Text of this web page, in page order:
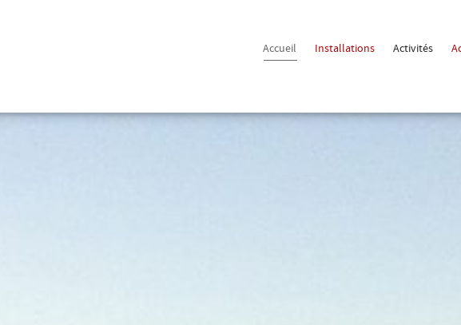
Accueil Installations Activités